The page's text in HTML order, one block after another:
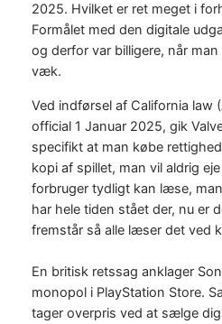
2025. Hvilket er ret meget i
Formålet med den digitale
og derfor var billigere, når
væk.
Ved indførsel af California law
official 1 Januar 2025, gik
specifikt at man købe
kopi af spillet, man vil aldrig
forbruger tydligt kan læse,
har hele tiden stået der, nu er
fremstår så alle læser det ved
En britisk retssag anklager
monopol i PlayStation Store.
tager overpris ved at sælge